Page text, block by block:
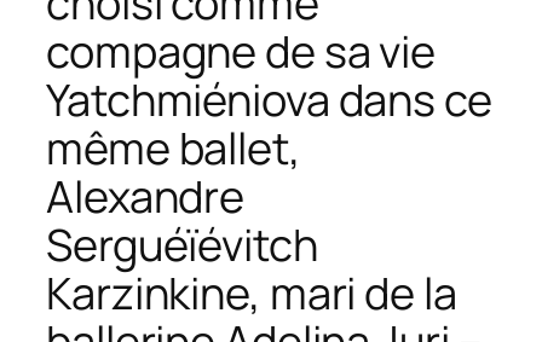
compagne de sa vie
Yatchmiéniova dans ce
même ballet,
Alexandre
Serguéïévitch
Karzinkine, mari de la